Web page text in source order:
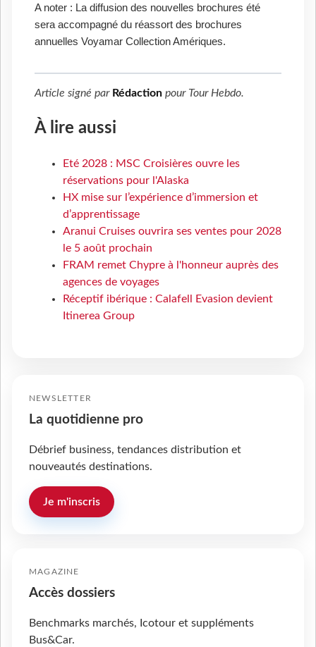
A noter : La diffusion des nouvelles brochures été
sera accompagné du réassort des brochures
annuelles Voyamar Collection Amériques.
Article signé par Rédaction pour Tour Hebdo.
À lire aussi
Eté 2028 : MSC Croisières ouvre les
réservations pour l'Alaska
HX mise sur l’expérience d’immersion et
d’apprentissage
Aranui Cruises ouvrira ses ventes pour 2028
le 5 août prochain
FRAM remet Chypre à l'honneur auprès des
agences de voyages
Réceptif ibérique : Calafell Evasion devient
Itinerea Group
NEWSLETTER
La quotidienne pro
Débrief business, tendances distribution et
nouveautés destinations.
Je m'inscris
MAGAZINE
Accès dossiers
Benchmarks marchés, Icotour et suppléments
Bus&Car.